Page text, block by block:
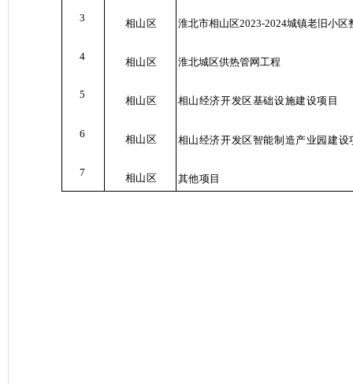
3 相山区 淮北市相山区2023-2024城镇老旧小区
4 相山区 淮北城区供热管网工程
5
相山区 相山经济开发区基础设施建设项目
6
相山区 相山经济开发区智能制造产业园建设
7
相山区 其他项目